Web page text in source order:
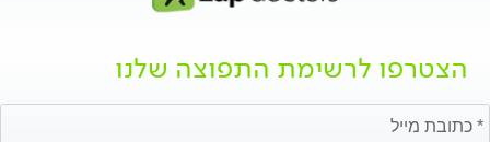
הצטרפו לרשימת התפוצה שלנו